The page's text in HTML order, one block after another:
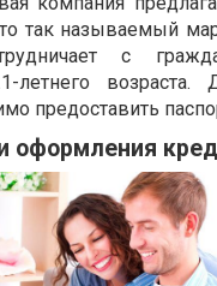
так называемый
с
летнего возраста.
предоставить
оформления